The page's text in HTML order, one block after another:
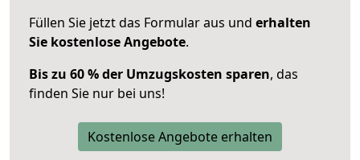
Füllen Sie jetzt das Formular aus und erhalten
Sie kostenlose Angebote.
Bis zu 60 % der Umzugskosten sparen, das
finden Sie nur bei uns!
Kostenlose Angebote erhalten